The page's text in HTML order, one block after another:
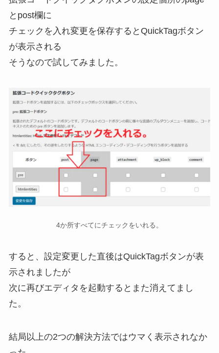
とpost欄に
チェックを入れ変更を保存するとQuickTagボタン
が表示される
そうなので試してみました。
4か所すべてにチェックをいれる。
すると、設定変更した直後はQuickTagボタンが表
示されましたが
次に再びエディタを起動するとまた消えてまし
た。
結局以上の2つの解決方法ではウマく表示されなか